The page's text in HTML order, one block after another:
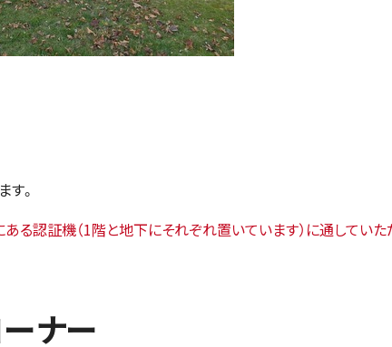
。
る認証機（1階と地下にそれぞれ置いています）に通していた
ナー